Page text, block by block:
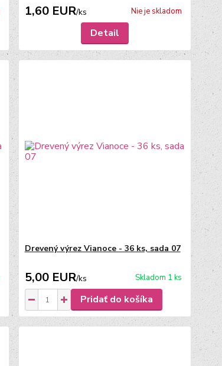
1,60 EUR/ks Nie je skladom
Detail
Drevený výrez Vianoce - 36 ks, sada 07
5,00 EUR/ks Skladom 1 ks
Pridať do košíka